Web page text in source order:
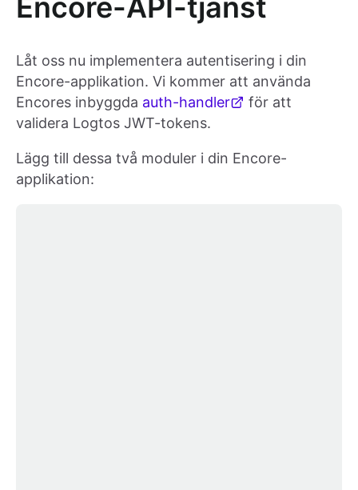
Låt oss nu implementera autentisering i din
Encore-applikation. Vi kommer att använda
Encores inbyggda auth-handler
för att
validera Logtos JWT-tokens.
Lägg till dessa två moduler i din Encore-
applikation: